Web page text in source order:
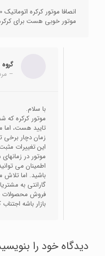
موتور خوبی هست برای
–
با سلام.
موتور کرکره که
تایید هست، اما
زمان دچار
این تغییرات
موتور در
اطمینان می
باشید. اما تلاش
گارانتی به
فروش محصولات
بازار باشه اجتناب
دیدگاه خود را